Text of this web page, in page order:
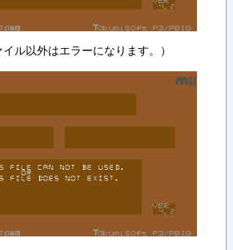
イル以外はエラーになります。）